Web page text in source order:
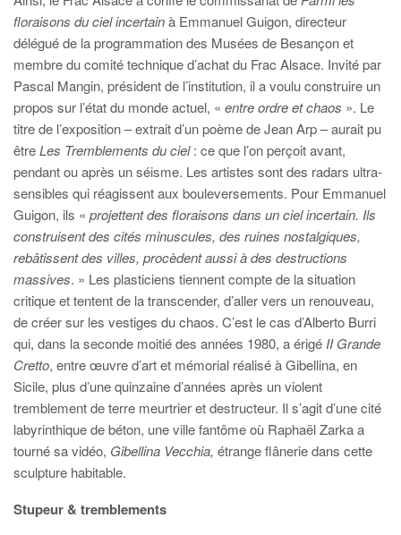
floraisons du ciel incertainà Emmanuel Guigon, directeur
délégué de la programmation des Musées de Besançon et
membre du comité technique d’achat du Frac Alsace. Invité par
Pascal Mangin, président de l’institution, il a voulu construire un
propos sur l’état du monde actuel, « entre ordre et chaos ». Le
titre de l’exposition – extrait d’un poème de Jean Arp – aurait pu
êtreLes Tremblements du ciel: ce que l’on perçoit avant,
pendant ou après un séisme. Les artistes sont des radars ultra-
sensibles qui réagissent aux bouleversements. Pour Emmanuel
Guigon, ils « projettent des floraisons dans un ciel incertain. Ils
construisent des cités minuscules, des ruines nostalgiques,
rebâtissent des villes, procèdent aussi à des destructions
massives. » Les plasticiens tiennent compte de la situation
critique et tentent de la transcender, d’aller vers un renouveau,
de créer sur les vestiges du chaos. C’est le cas d’Alberto Burri
qui, dans la seconde moitié des années 1980, a érigé II Grande
Cretto, entre œuvre d’art et mémorial réalisé à Gibellina, en
Sicile, plus d’une quinzaine d’années après un violent
tremblement de terre meurtrier et destructeur. Il s’agit d’une cité
labyrinthique de béton, une ville fantôme où Raphaël Zarka a
tourné sa vidéo, Gibellina Vecchia, étrange flânerie dans cette
sculpture habitable.
Stupeur & tremblements